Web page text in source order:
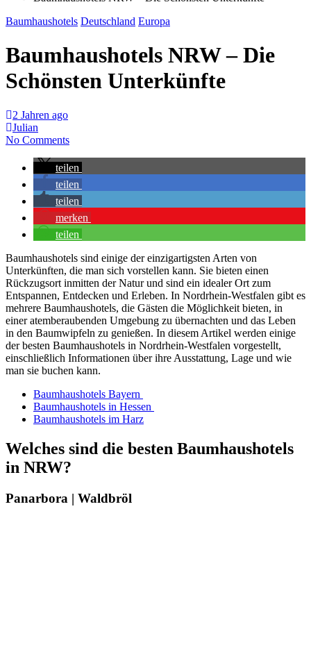
Baumhaushotels Deutschland Europa
Baumhaushotels NRW – Die
Schönsten Unterkünfte
2 Jahren ago
Julian
No Comments
teilen
teilen
teilen
merken
teilen
Baumhaushotels sind einige der einzigartigsten Arten von
Unterkünften, die man sich vorstellen kann. Sie bieten einen
Rückzugsort inmitten der Natur und sind ein idealer Ort zum
Entspannen, Entdecken und Erleben. In Nordrhein-Westfalen gibt es
mehrere Baumhaushotels, die Gästen die Möglichkeit bieten, in
einer atemberaubenden Umgebung zu übernachten und das Leben
in den Baumwipfeln zu genießen. In diesem Artikel werden einige
der besten Baumhaushotels in Nordrhein-Westfalen vorgestellt,
einschließlich Informationen über ihre Ausstattung, Lage und wie
man sie buchen kann.
Baumhaushotels Bayern
Baumhaushotels in Hessen
Baumhaushotels im Harz
Welches sind die besten Baumhaushotels
in NRW?
Panarbora | Waldbröl